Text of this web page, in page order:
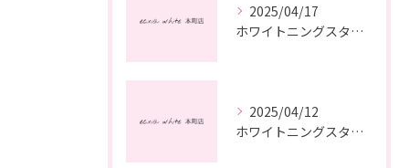
2025/04/17
ホワイトニングスタッフ日記
2025/04/12
ホワイトニングスタッフ日記